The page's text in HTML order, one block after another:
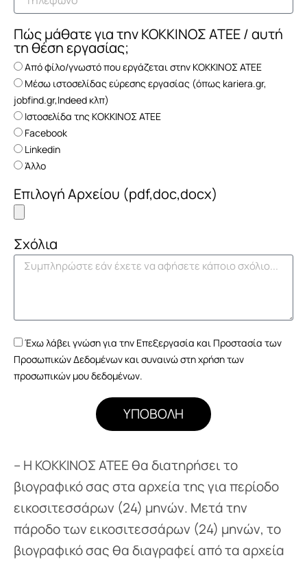
Πώς μάθατε για την ΚΟΚΚΙΝΟΣ ΑΤΕΕ / αυτή
τη θέση εργασίας;
Από φίλο/γνωστό που εργάζεται στην ΚΟΚΚΙΝΟΣ ΑΤΕΕ
Μέσω ιστοσελίδας εύρεσης εργασίας (όπως kariera.gr,
jobfind.gr,Indeed κλπ)
Ιστοσελίδα της ΚΟΚΚΙΝΟΣ ΑΤΕΕ
Facebook
Linkedin
Άλλο
Επιλογή Αρχείου (pdf,doc,docx)
Σχόλια
Έχω λάβει γνώση για την Επεξεργασία και Προστασία των
Προσωπικών Δεδομένων και συναινώ στη χρήση των
προσωπικών μου δεδομένων.
ΥΠΟΒΟΛΉ
– Η ΚΟΚΚΙΝΟΣ ΑΤΕΕ θα διατηρήσει το
βιογραφικό σας στα αρχεία της για περίοδο
εικοσιτεσσάρων (24) μηνών. Μετά την
πάροδο των εικοσιτεσσάρων (24) μηνών, το
βιογραφικό σας θα διαγραφεί από τα αρχεία